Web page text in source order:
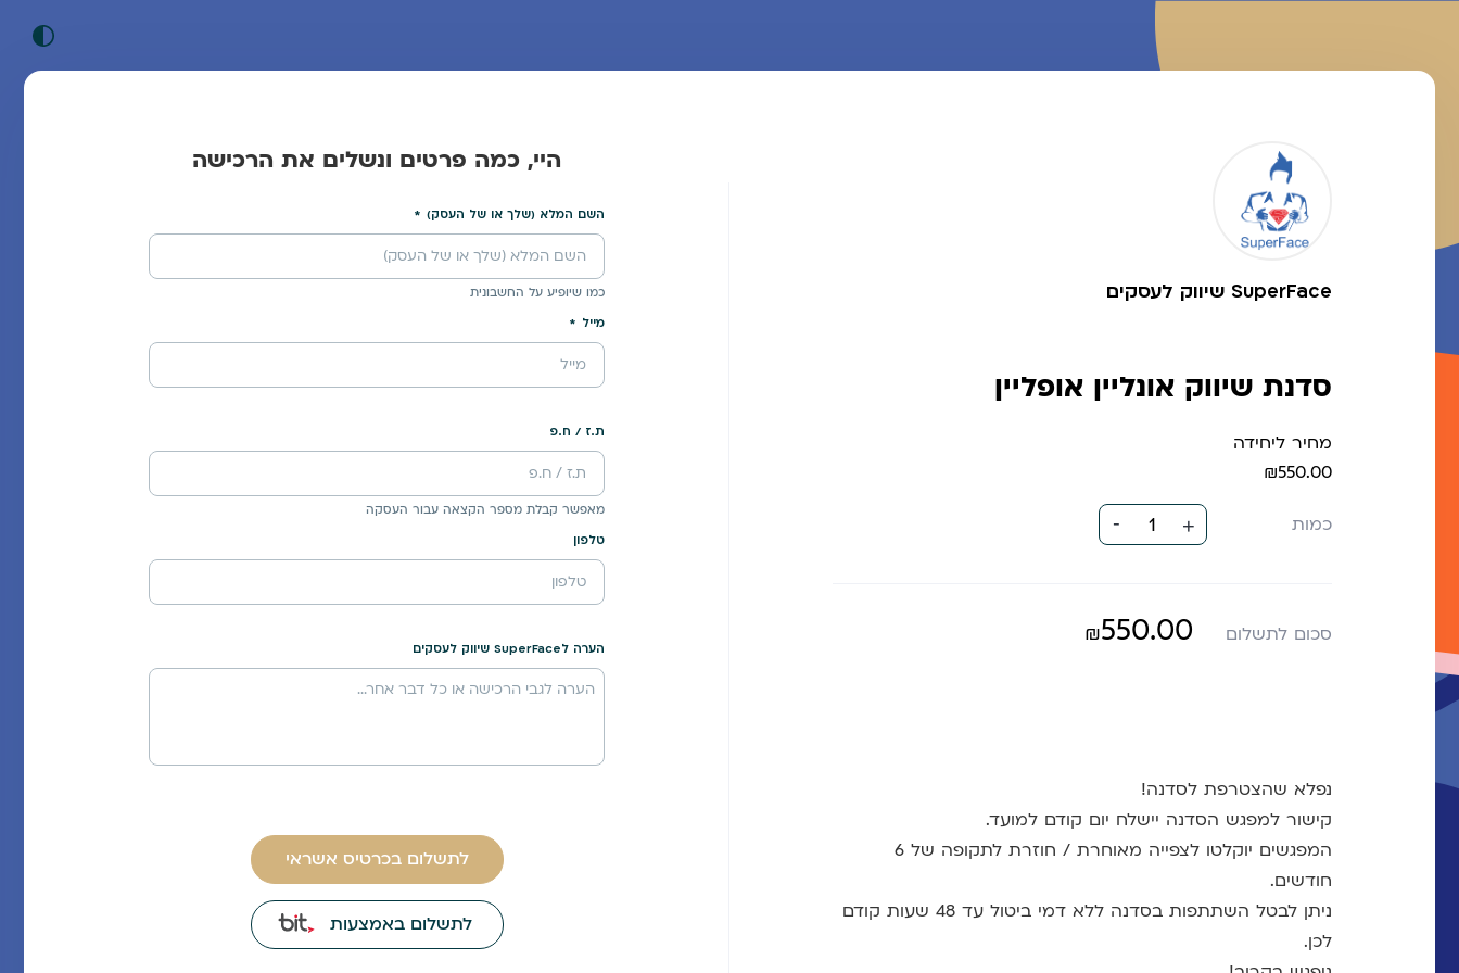
SuperFace שיווק לעסקים
סדנת שיווק אונליין אופליין
מחיר ליחידה
₪550.00
כמות +
1
-
סכום לתשלום ₪550.00
נפלא שהצטרפת לסדנה!
קישור למפגש הסדנה יישלח יום קודם למועד.
המפגשים יוקלטו לצפייה מאוחרת / חוזרת לתקופה של 6
חודשים.
ניתן לבטל השתתפות בסדנה ללא דמי ביטול עד 48 שעות קודם
לכן.
היי, כמה פרטים ונשלים את הרכישה
השם המלא (שלך או של העסק)
כמו שיופיע על החשבונית
מייל
ת.ז / ח.פ
מאפשר קבלת מספר הקצאה עבור העסקה
טלפון
הערה לSuperFace שיווק לעסקים
לתשלום בכרטיס אשראי
לתשלום באמצעות